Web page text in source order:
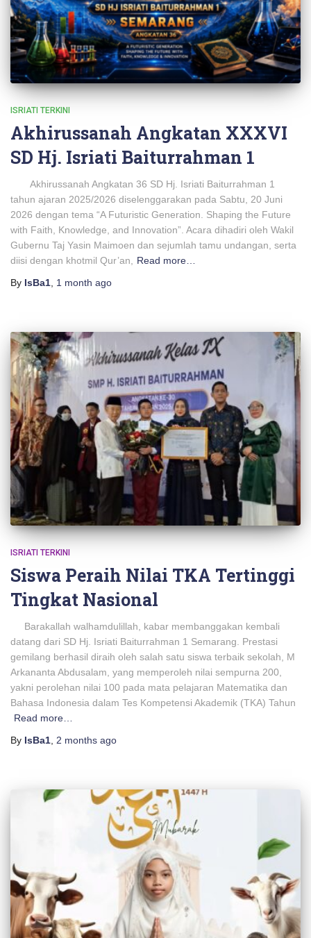
ISRIATI TERKINI
Akhirussanah Angkatan XXXVI
SD Hj. Isriati Baiturrahman 1
Akhirussanah Angkatan 36 SD Hj. Isriati Baiturrahman 1
tahun ajaran 2025/2026 diselenggarakan pada Sabtu, 20 Juni
2026 dengan tema “A Futuristic Generation. Shaping the Future
with Faith, Knowledge, and Innovation”. Acara dihadiri oleh Wakil
Gubernu Taj Yasin Maimoen dan sejumlah tamu undangan, serta
diisi dengan khotmil Qur’an,
Read more…
By IsBa1 1 month ago
ISRIATI TERKINI
Siswa Peraih Nilai TKA Tertinggi
Tingkat Nasional
Barakallah walhamdulillah, kabar membanggakan kembali
datang dari SD Hj. Isriati Baiturrahman 1 Semarang. Prestasi
gemilang berhasil diraih oleh salah satu siswa terbaik sekolah, M
Arkananta Abdusalam, yang memperoleh nilai sempurna 200,
yakni perolehan nilai 100 pada mata pelajaran Matematika dan
Bahasa Indonesia dalam Tes Kompetensi Akademik (TKA) Tahun
Read more…
By IsBa1 2 months ago